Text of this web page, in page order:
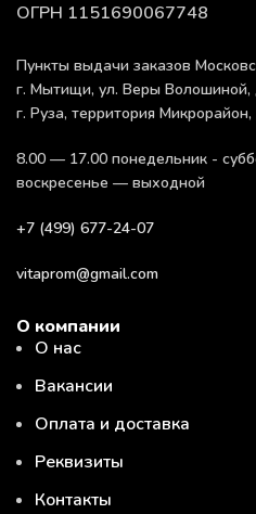
ОГРН 1151690067748
Пункты выдачи заказов
г. Мытищи, ул. Веры Волошиной,
г. Руза, территория
8.00 — 17.00 понедельник -
воскресенье — выходной
+7 (499) 677-24-07
vitaprom@gmail.com
О компании
О нас
Вакансии
Оплата и доставка
Реквизиты
Контакты